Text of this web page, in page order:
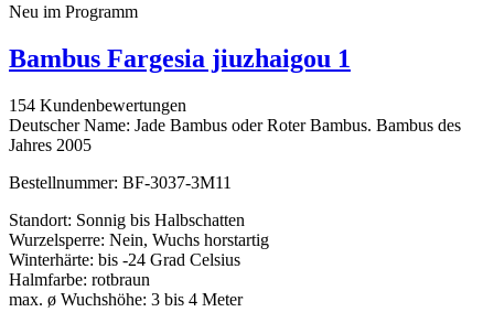
Neu im Programm
Bambus Fargesia jiuzhaigou 1
154 Kundenbewertungen
Deutscher Name: Jade Bambus oder Roter Bambus. Bambus des
Jahres 2005
Bestellnummer: BF-3037-3M11
Standort: Sonnig bis Halbschatten
Wurzelsperre: Nein, Wuchs horstartig
Winterhärte: bis -24 Grad Celsius
Halmfarbe: rotbraun
max. ø Wuchshöhe: 3 bis 4 Meter